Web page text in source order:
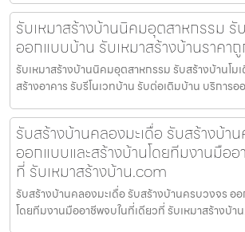
รับเหมาสร้างบ้านนิคมอุตสาหกรรม รั
ออกแบบบ้าน รับเหมาสร้างบ้านราคา
รับเหมาสร้างบ้านนิคมอุตสาหกรรม รับสร้างบ้านโม
สร้างอาคาร รับรีโนเวทบ้าน รับต่อเติมบ้าน บริการอ
รับสร้างบ้านคลองมะเดื่อ รับสร้างบ้า
ออกแบบและสร้างบ้านโดยทีมงานมืออ
ที่ รับเหมาสร้างบ้าน.com
รับสร้างบ้านคลองมะเดื่อ รับสร้างบ้านครบวงจร อ
โดยทีมงานมืออาชีพจบในที่เดียวที่ รับเหมาสร้างบ้